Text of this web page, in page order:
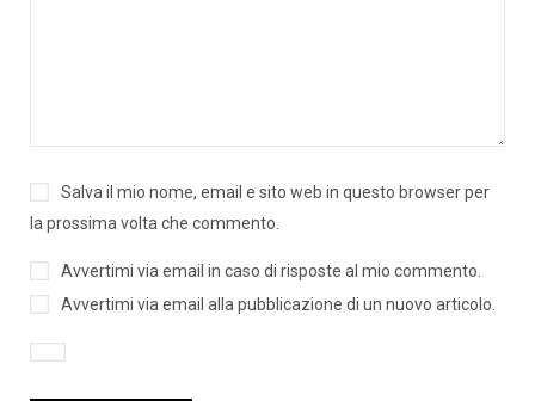
Salva il mio nome, email e sito web in questo browser per
la prossima volta che commento.
Avvertimi via email in caso di risposte al mio commento.
Avvertimi via email alla pubblicazione di un nuovo articolo.